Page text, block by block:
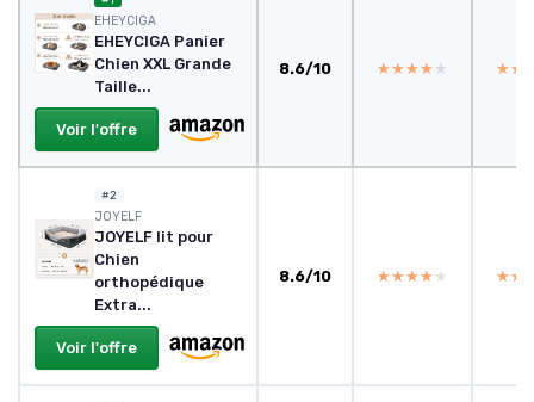
EHEYCIGA
EHEYCIGA Panier
Chien XXL Grande
Taille...
Voir l'offre
8.6/10 ★★★★★
★★★★★
#2
JOYELF
JOYELF lit pour
Chien
orthopédique
Extra...
Voir l'offre
8.6/10 ★★★★★
★★★★★